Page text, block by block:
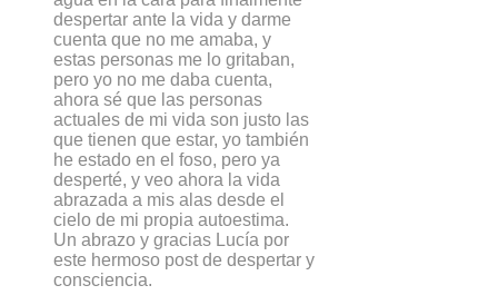
despertar ante la vida y darme
cuenta que no me amaba, y
estas personas me lo gritaban,
pero yo no me daba cuenta,
ahora sé que las personas
actuales de mi vida son justo las
que tienen que estar, yo también
he estado en el foso, pero ya
desperté, y veo ahora la vida
abrazada a mis alas desde el
cielo de mi propia autoestima.
Un abrazo y gracias Lucía por
este hermoso post de despertar y
consciencia.